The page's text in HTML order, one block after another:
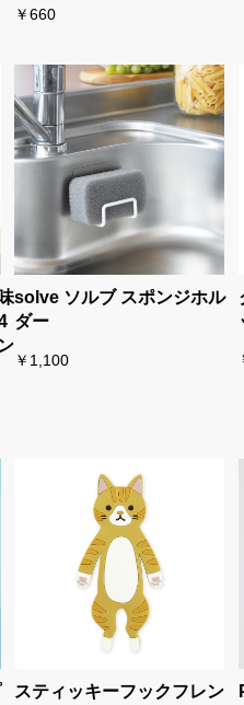
￥660
solve ソルブ スポンジホル
ダー
￥1,100
スティッキーフックフレン